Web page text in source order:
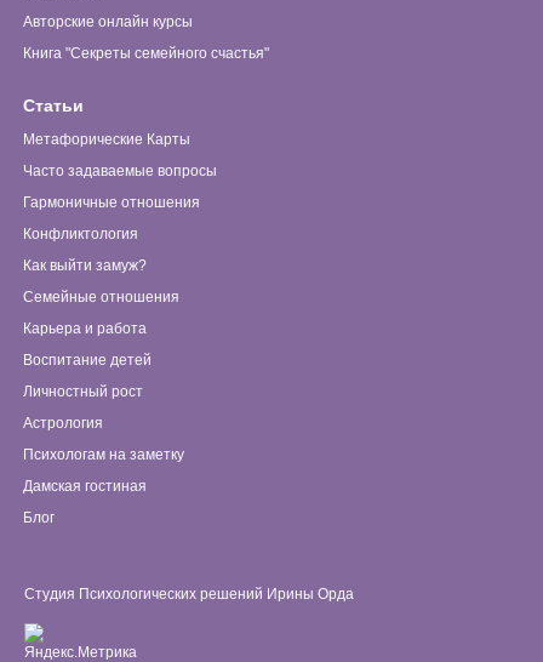
Авторские онлайн курсы
Книга "Секреты семейного счастья"
Статьи
Метафорические Карты
Часто задаваемые вопросы
Гармоничные отношения
Конфликтология
Как выйти замуж?
Семейные отношения
Карьера и работа
Воспитание детей
Личностный рост
Астрология
Психологам на заметку
Дамская гостиная
Блог
Студия Психологических решений Ирины Орда